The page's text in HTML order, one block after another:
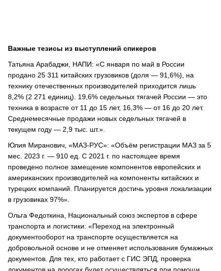
Важные тезисы из выступлений спикеров
Татьяна Арабаджи, НАПИ: «С января по май в России
продано 25 311 китайских грузовиков (доля — 91,6%), на
технику отечественных производителей приходится лишь
8,2% (2 271 единиц). 19,6% седельных тягачей России — это
техника в возрасте от 11 до 15 лет, 16,3% — от 16 до 20 лет.
Среднемесячные продажи новых седельных тягачей в
текущем году — 2,9 тыс. шт.».
Юлия Миранович, «МАЗ-РУС»: «Объём регистрации МАЗ за 5
мес. 2023 г. — 910 ед. С 2021 г. по настоящее время
проведено полное замещение компонентов европейских и
американских производителей на компоненты китайских и
турецких компаний. Планируется достичь уровня локализации
в грузовиках 97%».
Ольга Федоткина, Национальный союз экспертов в сфере
транспорта и логистики: «Переход на электронный
документооборот на транспорте осуществляется на
добровольной основе и не отменяет использования бумажных
документов. Для тех, кто работает с ГИС ЭПД, проверка